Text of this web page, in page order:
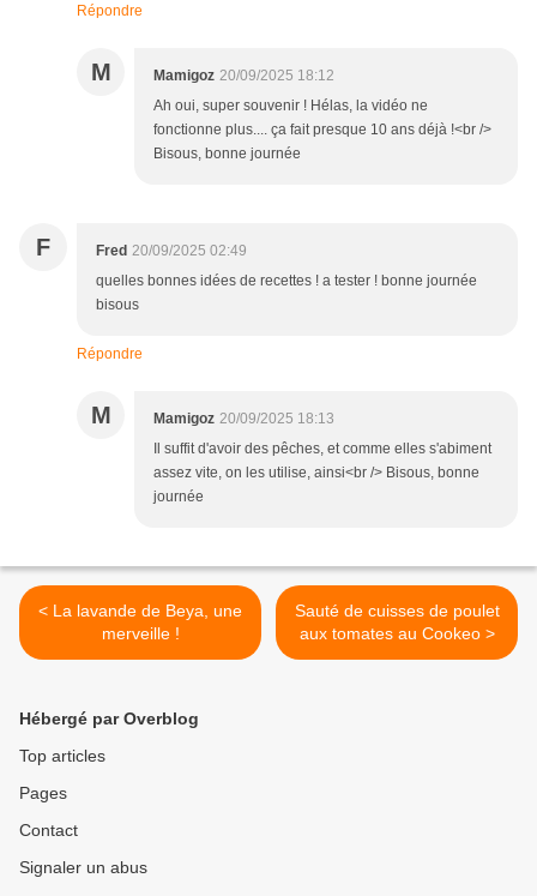
Répondre
M Mamigoz 20/09/2025 18:12
Ah oui, super souvenir ! Hélas, la vidéo ne
fonctionne plus.... ça fait presque 10 ans déjà !<br />
Bisous, bonne journée
F Fred 20/09/2025 02:49
quelles bonnes idées de recettes ! a tester ! bonne journée
bisous
Répondre
M Mamigoz 20/09/2025 18:13
Il suffit d'avoir des pêches, et comme elles s'abiment
assez vite, on les utilise, ainsi<br /> Bisous, bonne
journée
< La lavande de Beya, une
merveille !
Sauté de cuisses de poulet
aux tomates au Cookeo >
Hébergé par Overblog
Top articles
Pages
Contact
Signaler un abus